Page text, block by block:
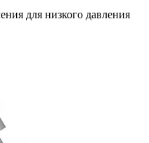
для низкого давления